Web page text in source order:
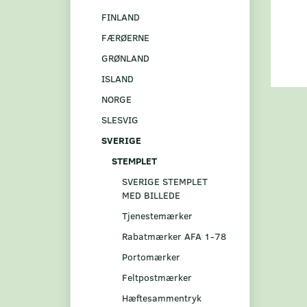
FINLAND
FÆRØERNE
GRØNLAND
ISLAND
NORGE
SLESVIG
SVERIGE
STEMPLET
SVERIGE STEMPLET
MED BILLEDE
Tjenestemærker
Rabatmærker AFA 1-78
Portomærker
Feltpostmærker
Hæftesammentryk